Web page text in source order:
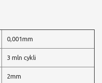
0,001mm
3 mln cykli
2mm